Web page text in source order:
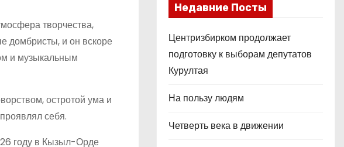
творчества,
домбристы, и он вскоре
и музыкальным
остротой ума и
себя.
году в Кызыл-Орде
Недавние Посты
Центризбирком продолжает
подготовку к выборам депутатов
Курултая
На пользу людям
Четверть века в движении